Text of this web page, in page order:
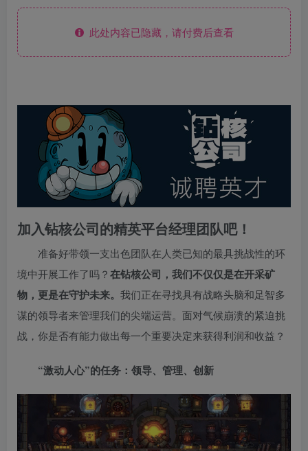
此处内容已隐藏，请付费后查看
加入钻核公司的精英平台经理团队吧！
准备好带领一支出色团队在人类已知的最具挑战性的环
境中开展工作了吗？在钻核公司，我们不仅仅是在开采矿
物，更是在守护未来。 我们正在寻找具有战略头脑和足智多
谋的领导者来管理我们的尖端运营。面对气候崩溃的紧迫挑
战，你是否有能力做出每一个重要决定来获得利润和收益 ？
“激动人心”的任务：领导、管理、创新